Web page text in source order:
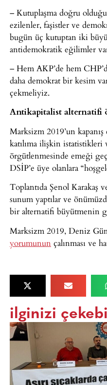
– Kutuplaşma doğru
ezilenler, faşistler ve
bugün üç kutuptan iki
antidemokratik eğilimler
– Hem AKP’de hem
daha demokrat bir kesim
çekmeliyiz.
Antikapitalist alternatifi
Marksizm 2019’un
katılıma ilişkin
örgütlenmesinde emeği
DSİP’e üye olanlara
Toplantıda Şenol Karakaş
sunum yaptılar ve
bir alternatifi büyütmenin
Marksizm 2019, Deniz
yorumunun çalınması ve
ilginizi